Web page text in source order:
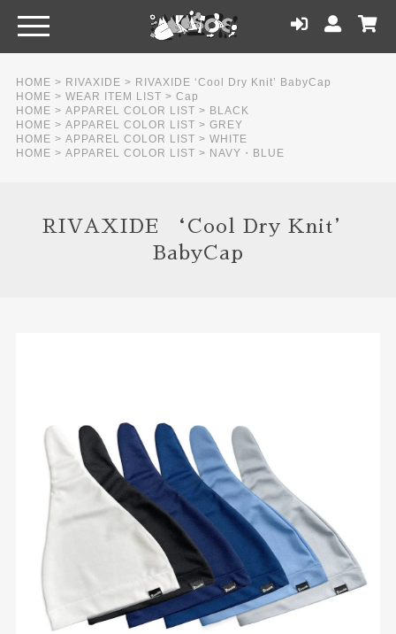
HOME > RIVAXIDE > RIVAXIDE ‘Cool Dry Knit’ BabyCap
HOME > WEAR ITEM LIST > Cap
HOME > APPAREL COLOR LIST > BLACK
HOME > APPAREL COLOR LIST > GREY
HOME > APPAREL COLOR LIST > WHITE
HOME > APPAREL COLOR LIST > NAVY・BLUE
RIVAXIDE ‘Cool Dry Knit’
BabyCap